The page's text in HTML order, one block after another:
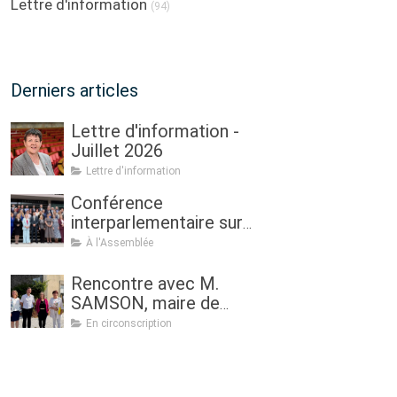
Lettre d'information (94)
Derniers articles
Lettre d'information -
Juillet 2026
Lettre d'information
Conférence
interparlementaire sur
l’agriculture à Dublin : «
l'agriculture, de la
politique à la pratique.
Renouveau
À l'Assemblée
Rencontre avec M.
SAMSON, maire de
Sulniac
En circonscription